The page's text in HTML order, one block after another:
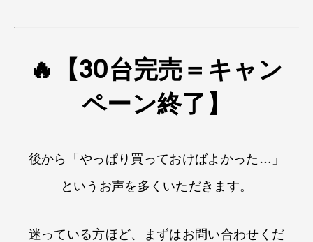
🔥【30台完売＝キャン
ペーン終了】
後から「やっぱり買っておけばよかった…」
というお声を​多くいただきます。​
迷っている方ほど、​まずは​お問い合わせくだ